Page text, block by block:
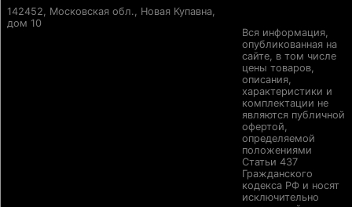
142452, Московская обл., Новая Купавна,
дом 10
Вся информация,
опубликованная на
сайте, в том числе
цены товаров,
описания,
характеристики и
комплектации не
являются публичной
офертой,
определяемой
положениями
Статьи 437
Гражданского
кодекса РФ и носят
исключительно